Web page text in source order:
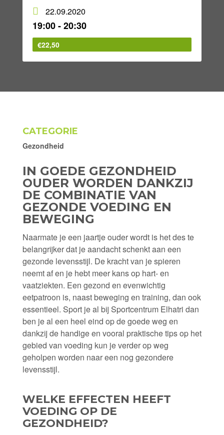
22.09.2020
19:00 - 20:30
€22,50
CATEGORIE
Gezondheid
IN GOEDE GEZONDHEID
OUDER WORDEN DANKZIJ
DE COMBINATIE VAN
GEZONDE VOEDING EN
BEWEGING
Naarmate je een jaartje ouder wordt is het des te
belangrijker dat je aandacht schenkt aan een
gezonde levensstijl. De kracht van je spieren
neemt af en je hebt meer kans op hart- en
vaatziekten. Een gezond en evenwichtig
eetpatroon is, naast beweging en training, dan ook
essentieel. Sport je al bij Sportcentrum Elhatri dan
ben je al een heel eind op de goede weg en
dankzij de handige en vooral praktische tips op het
gebied van voeding kun je verder op weg
geholpen worden naar een nog gezondere
levensstijl.
WELKE EFFECTEN HEEFT
VOEDING OP DE
GEZONDHEID?